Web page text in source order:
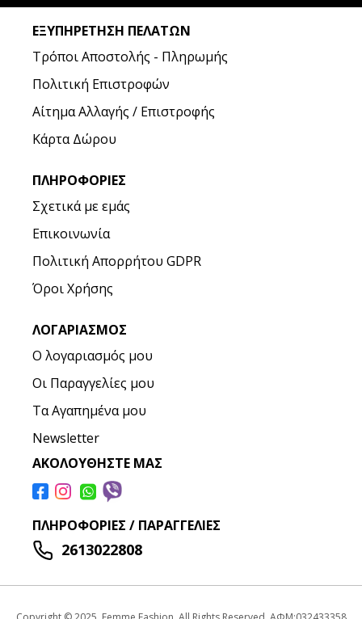
ΕΞΥΠΗΡΈΤΗΣΗ ΠΕΛΑΤΏΝ
Τρόποι Αποστολής - Πληρωμής
Πολιτική Επιστροφών
Αίτημα Αλλαγής / Επιστροφής
Κάρτα Δώρου
ΠΛΗΡΟΦΟΡΊΕΣ
Σχετικά με εμάς
Επικοινωνία
Πολιτική Απορρήτου GDPR
Όροι Χρήσης
ΛΟΓΑΡΙΑΣΜΌΣ
Ο λογαριασμός μου
Οι Παραγγελίες μου
Τα Αγαπημένα μου
Newsletter
ΑΚΟΛΟΥΘΉΣΤΕ ΜΑΣ
ΠΛΗΡΟΦΟΡΊΕΣ / ΠΑΡΑΓΓΕΛΊΕΣ
2613022808